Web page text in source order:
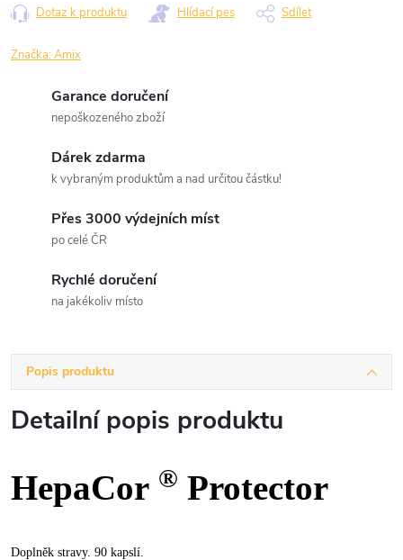
Dotaz k produktu Hlídací pes Sdílet
Značka:Amix
Garance doručení
nepoškozeného zboží
Dárek zdarma
k vybraným produktům a nad určitou částku!
Přes 3000 výdejních míst
po celé ČR
Rychlé doručení
na jakékoliv místo
Popis produktu
Detailní popis produktu
HepaCor ® Protector
Doplněk stravy. 90 kapslí.